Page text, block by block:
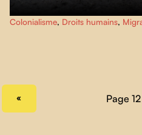
Les nouvelles sont remplies d'images
de vastes tentes de campement. Mais
Colonialisme, Droits humains,
«